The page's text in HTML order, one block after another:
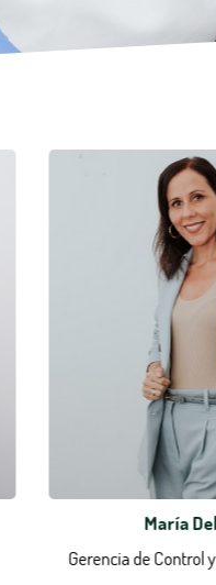
María
Gerencia de Control